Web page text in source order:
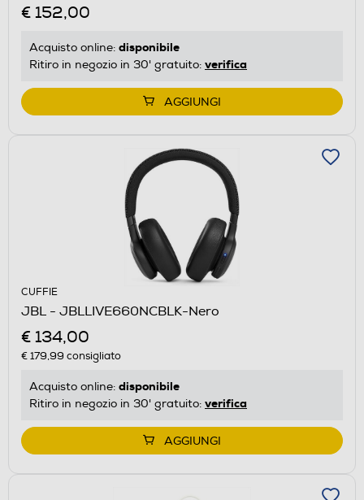
€ 152,00
Acquisto online: disponibile
Ritiro in negozio in 30' gratuito: verifica
AGGIUNGI
CUFFIE
JBL - JBLLIVE660NCBLK-Nero
€ 134,00
€ 179,99 consigliato
Acquisto online: disponibile
Ritiro in negozio in 30' gratuito: verifica
AGGIUNGI